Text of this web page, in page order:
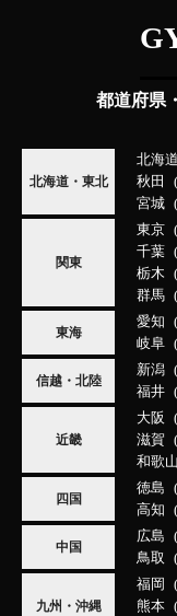
都道府県
北海道・東北
北海道
秋田
宮城
関東
東京
千葉
栃木
群馬
東海
愛知
岐阜
信越・北陸
新潟
福井
近畿
大阪
滋賀
和歌山
四国
徳島
高知
中国
広島
鳥取
九州・沖縄
福岡
熊本